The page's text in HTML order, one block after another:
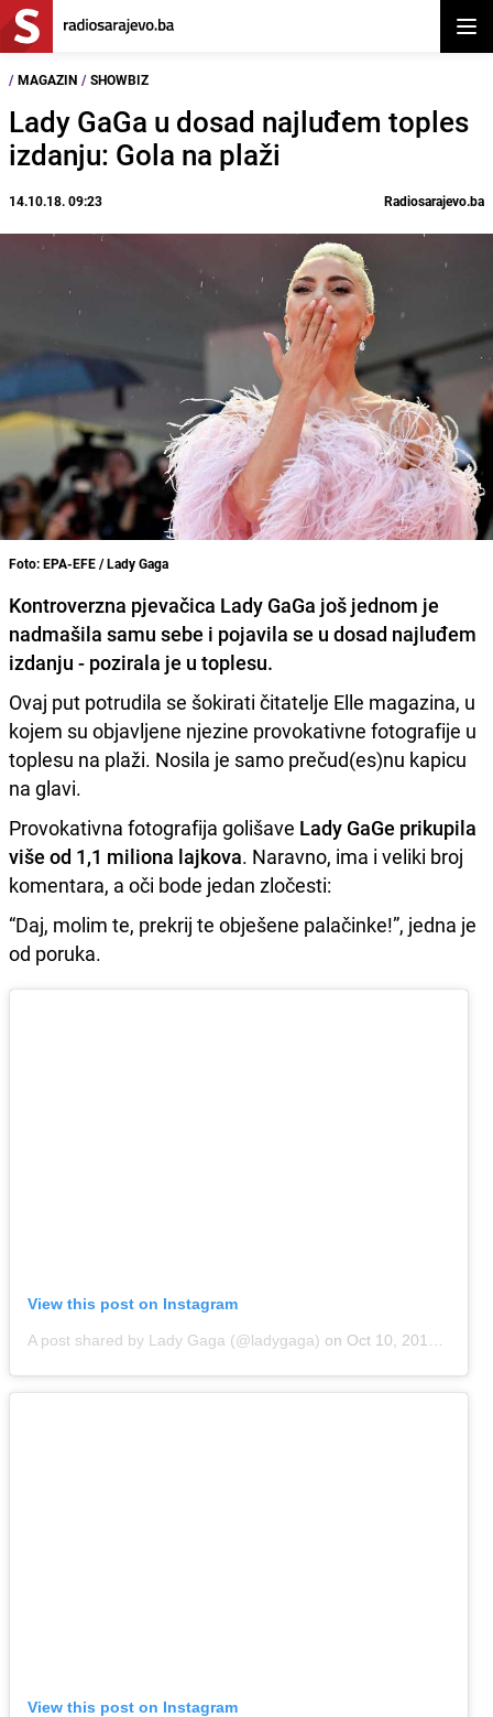
/ MAGAZIN / SHOWBIZ
Lady GaGa u dosad najluđem toples
izdanju: Gola na plaži
14.10.18. 09:23 Radiosarajevo.ba
Foto: EPA-EFE / Lady Gaga
Kontroverzna pjevačica Lady GaGa još jednom je
nadmašila samu sebe i pojavila se u dosad najluđem
izdanju - pozirala je u toplesu.
Ovaj put potrudila se šokirati čitatelje Elle magazina, u
kojem su objavljene njezine provokativne fotografije u
toplesu na plaži. Nosila je samo prečud(es)nu kapicu
na glavi.
Provokativna fotografija golišave Lady GaGe prikupila
više od 1,1 miliona lajkova. Naravno, ima i veliki broj
komentara, a oči bode jedan zločesti:
“Daj, molim te, prekrij te obješene palačinke!”, jedna je
od poruka.
View this post on Instagram
A post shared by Lady Gaga (@ladygaga) on Oct 10, 2018 at 9:06am PDT
View this post on Instagram